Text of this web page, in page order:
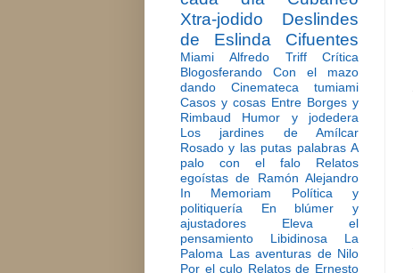
Xtra-jodido
Deslindes
de Eslinda Cifuentes
Miami Alfredo Triff
Crítica
Blogosferando
Con el mazo
dando
Cinemateca tumiami
Casos y cosas Entre Borges y
Rimbaud
Humor y jodedera
Los jardines de Amílcar
Rosado y las putas palabras A
palo con el falo
Relatos
egoístas de Ramón Alejandro
In Memoriam
Política y
politiquería
En blúmer y
ajustadores
Eleva el
pensamiento
Libidinosa
La
Paloma Las aventuras de Nilo
Por el culo Relatos de Ernesto